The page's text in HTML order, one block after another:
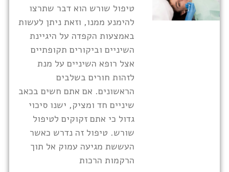
טיפול שורש הוא דבר שתרצו
להימנע ממנו, וזאת ניתן לעשות
באמצעות הקפדה על היגיינת
השיניים וביקורים תקופתיים
אצל רופא השיניים על מנת
לזהות חורים בשלבים
הראשונים. אם אתם חשים בכאב
שיניים חד ומציק, ישנו סיכוי
גדול כי אתם זקוקים לטיפול
שורש. טיפול זה נדרש כאשר
העששת מגיעה עמוק אל תוך
הרקמות הרכות